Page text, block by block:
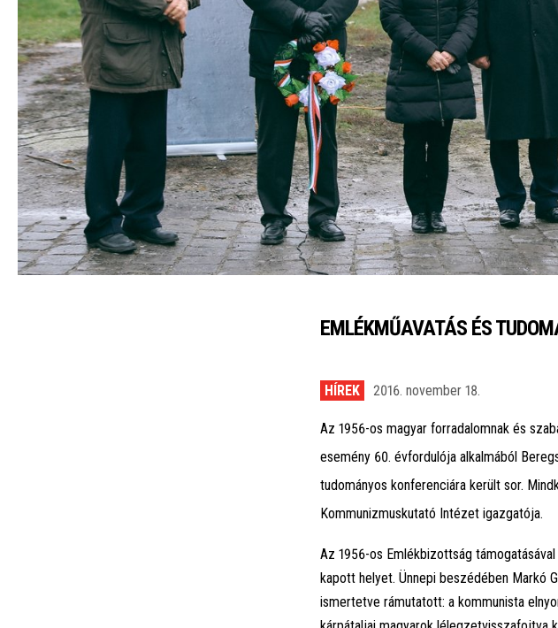
EMLÉKMŰAVATÁS ÉS
HÍREK 2016. november 18.
Az 1956-os magyar forradalomnak és
esemény 60. évfordulója alkalmából
tudományos konferenciára került sor.
Kommunizmuskutató Intézet igazgatója.
Az 1956-os Emlékbizottság
kapott helyet. Ünnepi beszédében Markó
ismertetve rámutatott: a kommunista